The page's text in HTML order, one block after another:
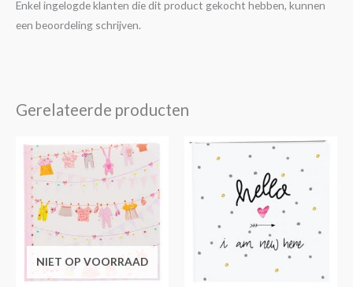
Enkel ingelogde klanten die dit product gekocht hebben, kunnen
een beoordeling schrijven.
Gerelateerde producten
NIET OP VOORRAAD